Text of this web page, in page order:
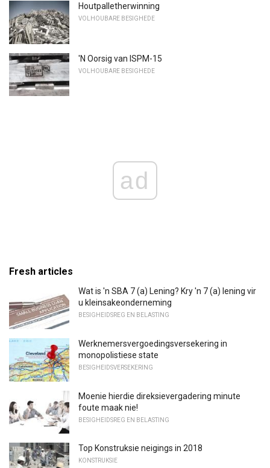
Houtpalletherwinning
VOLHOUBARE BESIGHEDE
'N Oorsig van ISPM-15
VOLHOUBARE BESIGHEDE
ad
Fresh articles
Wat is 'n SBA 7 (a) Lening? Kry 'n 7 (a) lening vir
u kleinsakeonderneming
BESIGHEIDSREG EN BELASTING
Werknemersvergoedingsversekering in
monopolistiese state
BESIGHEIDSVERSEKERING
Moenie hierdie direksievergadering minute
foute maak nie!
BESIGHEIDSREG EN BELASTING
Top Konstruksie neigings in 2018
KONSTRUKSIE